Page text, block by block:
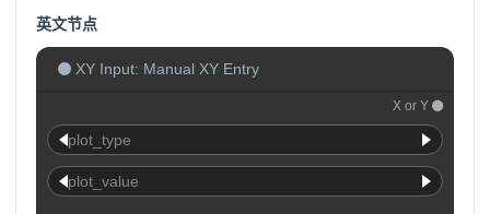
英文节点
XY Input: Manual XY Entry
X or Y
plot_type
plot_value